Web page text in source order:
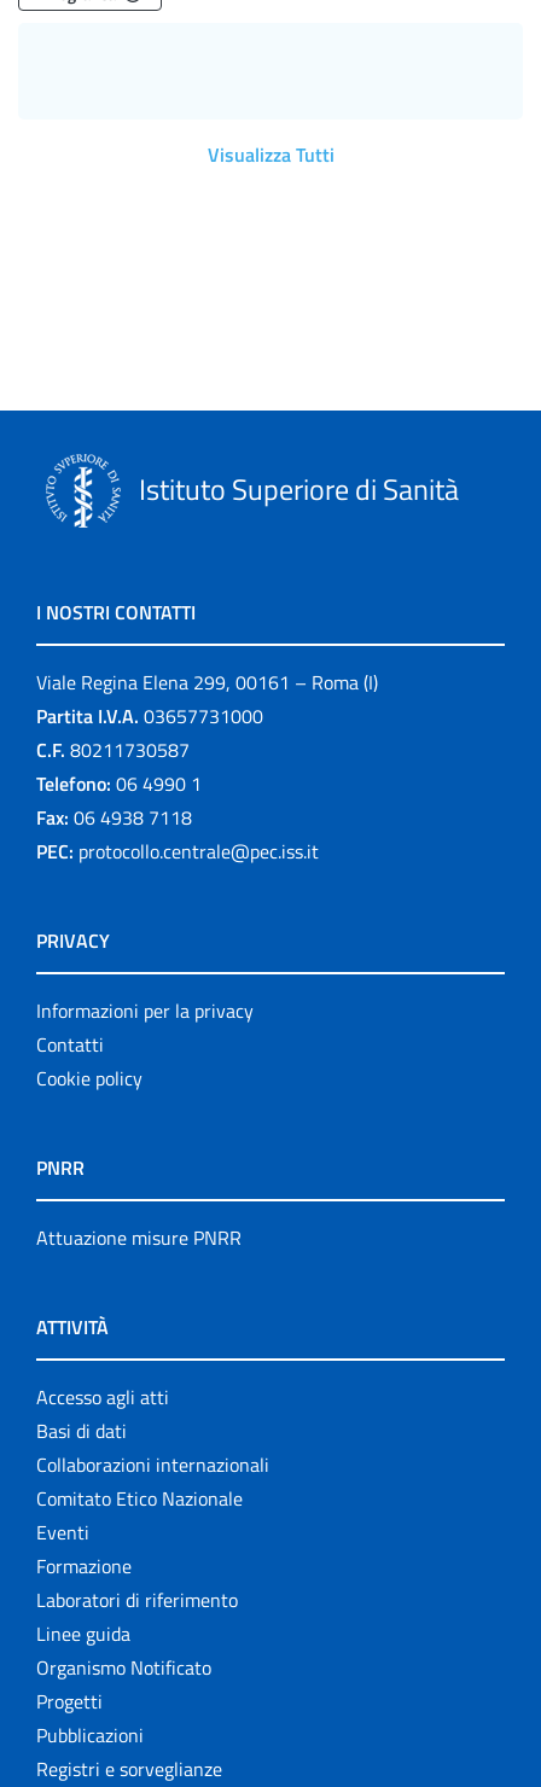
Visualizza Tutti
Istituto Superiore di Sanità
I NOSTRI CONTATTI
Viale Regina Elena 299, 00161 – Roma (I)
Partita I.V.A. 03657731000
C.F. 80211730587
Telefono: 06 4990 1
Fax: 06 4938 7118
PEC: protocollo.centrale@pec.iss.it
PRIVACY
Informazioni per la privacy
Contatti
Cookie policy
PNRR
Attuazione misure PNRR
ATTIVITÀ
Accesso agli atti
Basi di dati
Collaborazioni internazionali
Comitato Etico Nazionale
Eventi
Formazione
Laboratori di riferimento
Linee guida
Organismo Notificato
Progetti
Pubblicazioni
Registri e sorveglianze